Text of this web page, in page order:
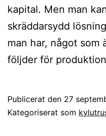
kapital. Men man
skräddarsydd
man har, något som
följder för
Publicerat den 27
Kategoriserat som